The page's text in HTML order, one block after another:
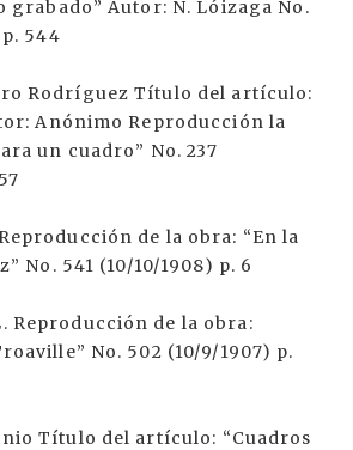
grabado” Autor: N. Lóizaga No.
544
Rodríguez Título del artículo:
Anónimo Reproducción la
un cuadro” No. 237
Reproducción de la obra: “En la
No. 541 (10/10/1908) p. 6
Reproducción de la obra:
No. 502 (10/9/1907) p.
Título del artículo: “Cuadros